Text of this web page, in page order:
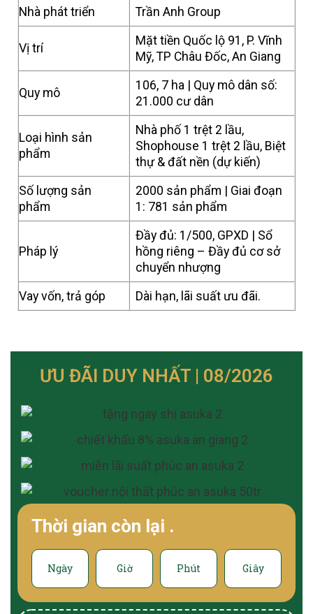
Nhà phát triển
Trần Anh Group
Vị trí
Mặt tiền Quốc lộ 91, P. Vĩnh
Mỹ, TP Châu Đốc, An Giang
Quy mô
106, 7 ha | Quy mô dân số:
21.000 cư dân
Loại hình sản
phẩm
Nhà phố 1 trệt 2 lầu,
Shophouse 1 trệt 2 lầu, Biệt
thự & đất nền (dự kiến)
Số lượng sản
phẩm
2000 sản phẩm | Giai đoạn
1: 781 sản phẩm
Pháp lý
Đầy đủ: 1/500, GPXD | Sổ
hồng riêng – Đầy đủ cơ sở
chuyển nhượng
Vay vốn, trả góp
Dài hạn, lãi suất ưu đãi.
ƯU ĐÃI DUY NHẤT | 08/2026
Thời gian còn lại .
Ngày Giờ Phút Giây